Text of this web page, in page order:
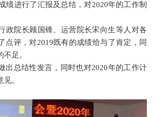
绩进行了汇报及总结，对2020年的工作制
政院长顾国锋、运营院长宋向生等人对各
点评，对2019既有的成绩给与了肯定，同
足。
出总结性发言，同时也对2020年的工作计
。